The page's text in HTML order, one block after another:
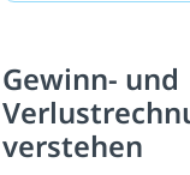
Gewinn- und
verstehen